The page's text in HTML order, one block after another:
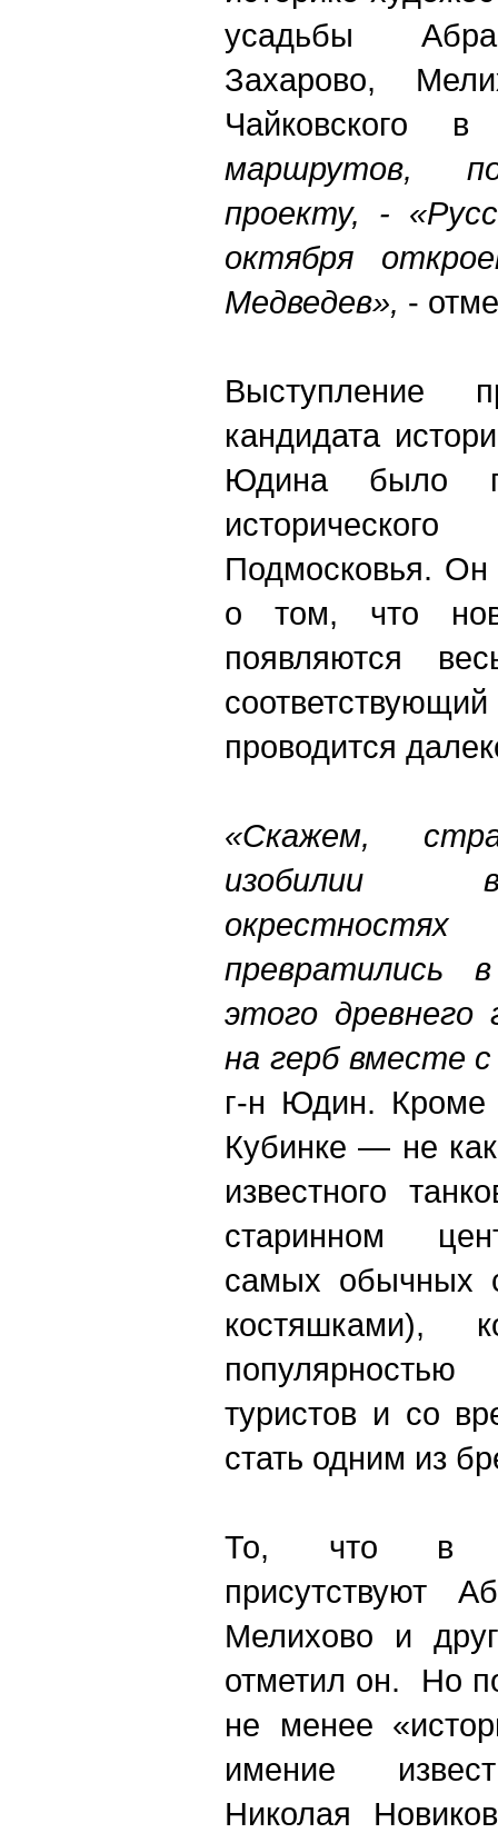
усадьбы
Захарово,
Чайковского
маршрутов,
проекту, -
октября
Медведев», -
Выступление
кандидата
Юдина было
Подмосковья. Он
о том, что
появляются
проводится
«Скажем,
изобилии
превратились
этого древнего
на герб вместе
г-н Юдин. Кроме
Кубинке — не
известного
старинном
самых обычных
костяшками),
туристов и со
стать одним из
То, что в
присутствуют
Мелихово и
отметил он. Но
не менее
имение
Николая